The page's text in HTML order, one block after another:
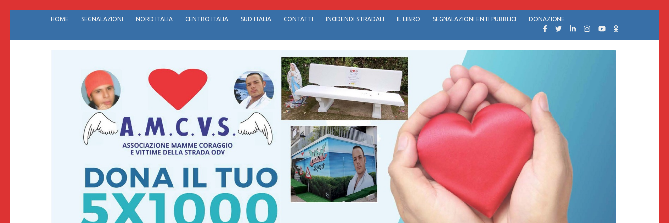
contenuto
HOME SEGNALAZIONI NORD ITALIA CENTRO ITALIA SUD ITALIA CONTATTI INCIDENDI STRADALI IL LIBRO SEGNALAZIONI ENTI PUBBLICI DONAZIONE